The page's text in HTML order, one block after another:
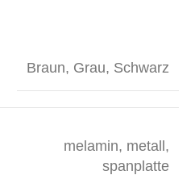
Braun, Grau, Schwarz
melamin, metall ,
spanplatte